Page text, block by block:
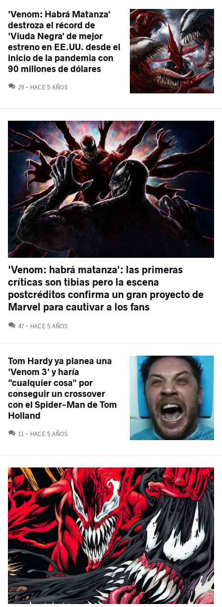
'Venom: Habrá Matanza'
destroza el récord de
'Viuda Negra' de mejor
estreno en EE.UU. desde el
inicio de la pandemia con
90 millones de dólares
29 COMENTARIOS
HACE 5 AÑOS
'Venom: habrá matanza': las primeras
críticas son tibias pero la escena
postcréditos confirma un gran proyecto de
Marvel para cautivar a los fans
47 COMENTARIOS
HACE 5 AÑOS
Tom Hardy ya planea una
'Venom 3' y haría
"cualquier cosa" por
conseguir un crossover
con el Spider-Man de Tom
Holland
11 COMENTARIOS
HACE 5 AÑOS